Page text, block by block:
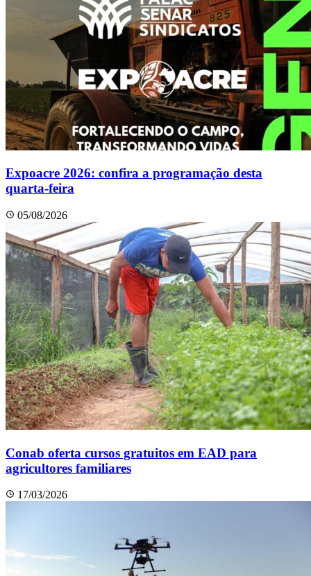
Expoacre 2026: confira a programação desta
quarta-feira
05/08/2026
Conab oferta cursos gratuitos em EAD para
agricultores familiares
17/03/2026